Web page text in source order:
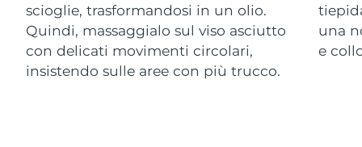
scioglie, trasformandosi in un olio.
Quindi, massaggialo sul viso asciutto
con delicati movimenti circolari,
insistendo sulle aree con più trucco.
una
e